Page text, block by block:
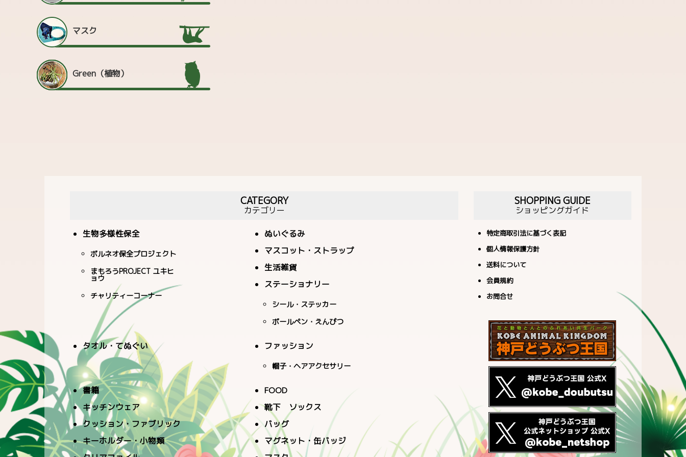
マスク
Green（植物）
CATEGORY
カテゴリー
生物多様性保全
ボルネオ保全プロジェクト
まもろうPROJECT ユキヒ
ョウ
チャリティーコーナー
ぬいぐるみ
マスコット・ストラップ
生活雑貨
ステーショナリー
シール・ステッカー
ボールペン・えんぴつ
タオル・てぬぐい ファッション
帽子・ヘアアクセサリー
書籍
FOOD
キッチンウェア
靴下 ソックス
クッション・ファブリック
バッグ
キーホルダー・小物類
マグネット・缶バッジ
SHOPPING GUIDE
ショッピングガイド
特定商取引法に基づく表記
個人情報保護方針
送料について
会員規約
お問合せ